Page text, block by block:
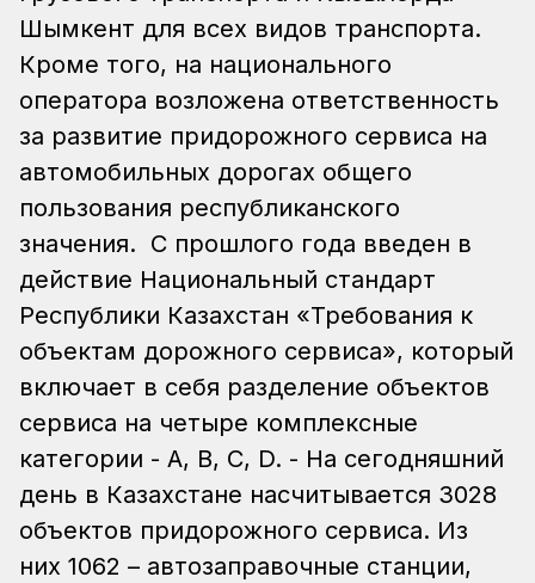
Шымкент для всех видов транспорта.
Кроме того, на национального
оператора возложена ответственность
за развитие придорожного сервиса на
автомобильных дорогах общего
пользования республиканского
значения. С прошлого года введен в
действие Национальный стандарт
Республики Казахстан «Требования к
объектам дорожного сервиса», который
включает в себя разделение объектов
сервиса на четыре комплексные
категории - А, В, С, D. - На сегодняшний
день в Казахстане насчитывается 3028
объектов придорожного сервиса. Из
них 1062 – автозаправочные станции,